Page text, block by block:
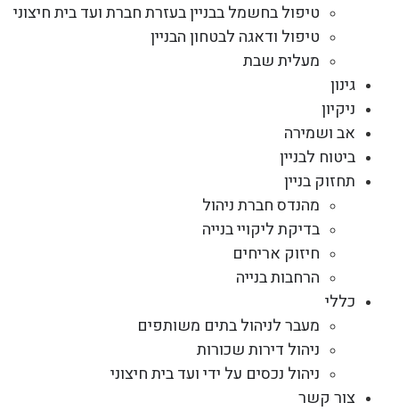
טיפול בחשמל בבניין בעזרת חברת ועד בית חיצוני
טיפול ודאגה לבטחון הבניין
מעלית שבת
גינון
ניקיון
אב ושמירה
ביטוח לבניין
תחזוק בניין
מהנדס חברת ניהול
בדיקת ליקויי בנייה
חיזוק אריחים
הרחבות בנייה
כללי
מעבר לניהול בתים משותפים
ניהול דירות שכורות
ניהול נכסים על ידי ועד בית חיצוני
צור קשר